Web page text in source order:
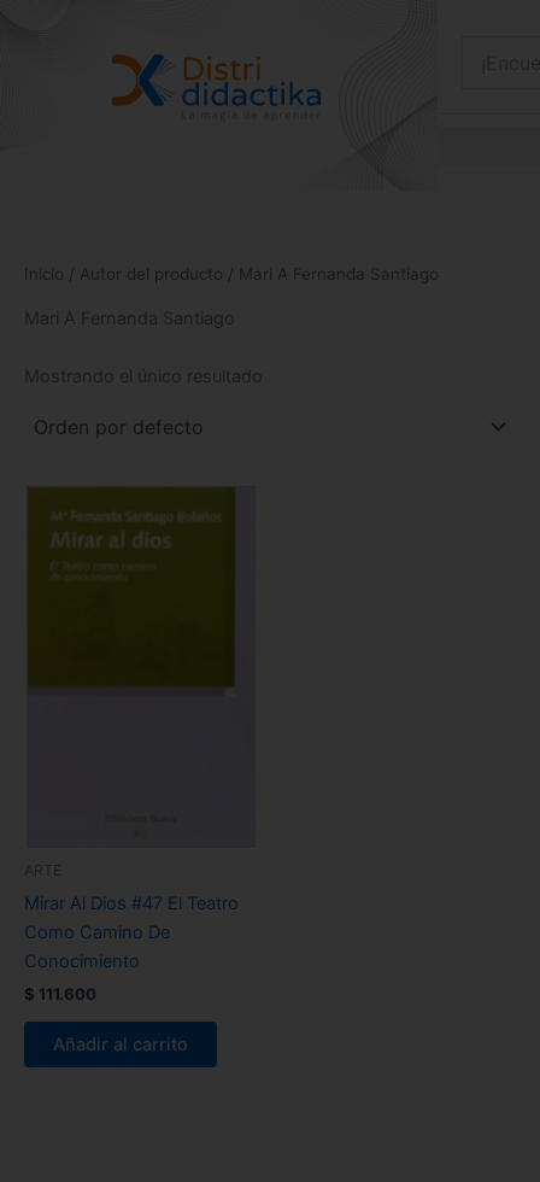
Inicio / Autor del producto / Mari A Fernanda Santiago
Mari A Fernanda Santiago
Mostrando el único resultado
ARTE
Mirar Al Dios #47 El Teatro
Como Camino De
Conocimiento
$ 111.600
Añadir al carrito